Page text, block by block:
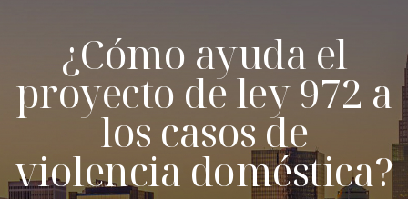
¿Cómo ayuda el
proyecto de ley 972 a
los casos de
violencia doméstica?